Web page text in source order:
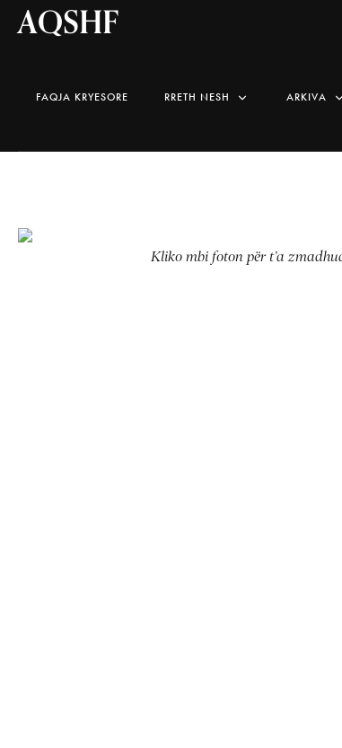
AQSHF
FAQJA KRYESORE RRETH NESH ARKIVA
Kliko mbi foton për t’a